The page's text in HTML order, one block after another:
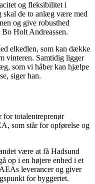
og fleksibilitet i
skal de to anlæg være med
og give robusthed
Holt Andreassen.
elkedlen, som kan dække
vinteren. Samtidig ligger
som vi håber kan hjælpe
siger han.
for totalentreprenør
som står for opførelse og
være at få Hadsund
op i en højere enhed i et
leverancer og giver
for byggeriet.